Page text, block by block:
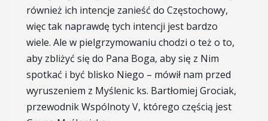
również ich intencje zanieść do Częstochowy,
więc tak naprawdę tych intencji jest bardzo
wiele. Ale w pielgrzymowaniu chodzi o też o to,
aby zbliżyć się do Pana Boga, aby się z Nim
spotkać i być blisko Niego – mówił nam przed
wyruszeniem z Myślenic ks. Bartłomiej Grociak,
przewodnik Wspólnoty V, którego częścią jest